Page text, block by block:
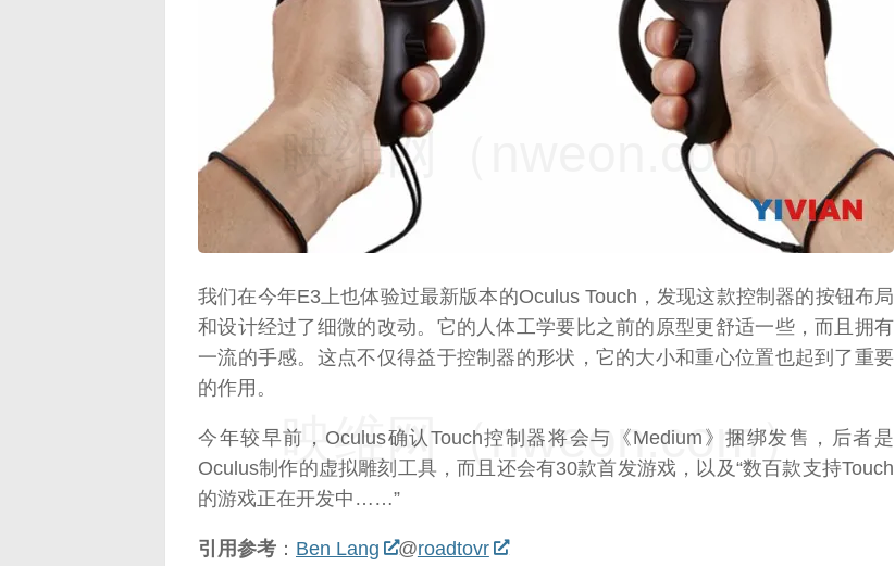
我们在今年E3上也体验过最新版本的Oculus Touch，发现这款控制器的按钮布局
和设计经过了细微的改动。它的人体工学要比之前的原型更舒适一些，而且拥有
一流的手感。这点不仅得益于控制器的形状，它的大小和重心位置也起到了重要
的作用。
今年较早前，Oculus确认Touch控制器将会与《Medium》捆绑发售，后者是
Oculus制作的虚拟雕刻工具，而且还会有30款首发游戏，以及“数百款支持Touch
的游戏正在开发中……”
引用参考 ： Ben Lang @roadtovr
映维网（nweon.com）
映维网（nweon.com）